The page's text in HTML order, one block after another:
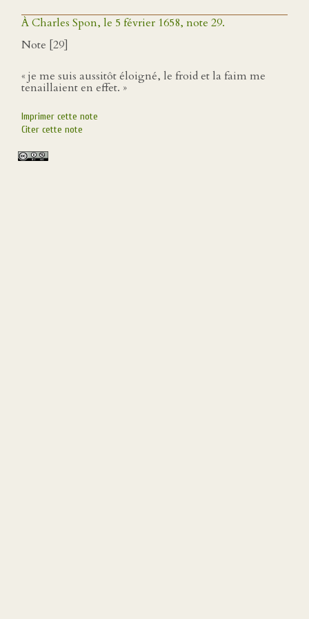
À Charles Spon, le 5 février 1658, note 29.
Note [29]
« je me suis aussitôt éloigné, le froid et la faim me
tenaillaient en effet. »
Imprimer cette note
Citer cette note